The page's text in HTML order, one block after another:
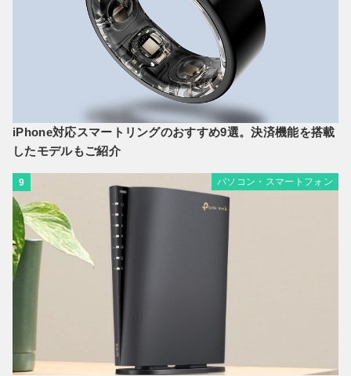
iPhone対応スマートリングのおすすめ9選。決済機能を搭載
したモデルもご紹介
9 パソコン・スマートフォン